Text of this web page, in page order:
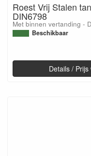
Roest Vrij Stalen
DIN6798
Met binnen vertanding -
Beschikbaar
Details /